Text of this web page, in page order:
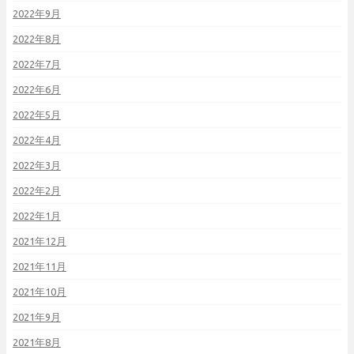
2022年9月
2022年8月
2022年7月
2022年6月
2022年5月
2022年4月
2022年3月
2022年2月
2022年1月
2021年12月
2021年11月
2021年10月
2021年9月
2021年8月